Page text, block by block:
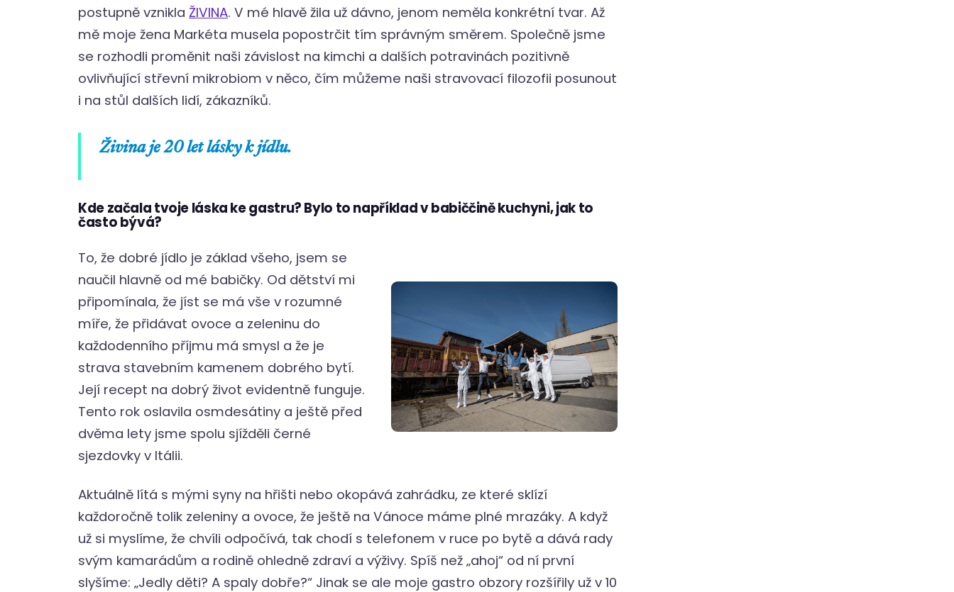
postupně vznikla ŽIVINA. V mé hlavě žila už dávno, jenom neměla konkrétní tvar. Až
mě moje žena Markéta musela popostrčit tím správným směrem. Společně jsme
se rozhodli proměnit naši závislost na kimchi a dalších potravinách pozitivně
ovlivňující střevní mikrobiom v něco, čím můžeme naši stravovací filozofii posunout
i na stůl dalších lidí, zákazníků.
Živina je 20 let lásky k jídlu.
Kde začala tvoje láska ke gastru? Bylo to například v babiččině kuchyni, jak to
často bývá?
To, že dobré jídlo je základ všeho, jsem se
naučil hlavně od mé babičky. Od dětství mi
připomínala, že jíst se má vše v rozumné
míře, že přidávat ovoce a zeleninu do
každodenního příjmu má smysl a že je
strava stavebním kamenem dobrého bytí.
Její recept na dobrý život evidentně funguje.
Tento rok oslavila osmdesátiny a ještě před
dvěma lety jsme spolu sjížděli černé
sjezdovky v Itálii.
Aktuálně lítá s mými syny na hřišti nebo okopává zahrádku, ze které sklízí
každoročně tolik zeleniny a ovoce, že ještě na Vánoce máme plné mrazáky. A když
už si myslíme, že chvíli odpočívá, tak chodí s telefonem v ruce po bytě a dává rady
svým kamarádům a rodině ohledně zdraví a výživy. Spíš než „ahoj“ od ní první
slyšíme: „Jedly děti? A spaly dobře?“ Jinak se ale moje gastro obzory rozšířily už v 10